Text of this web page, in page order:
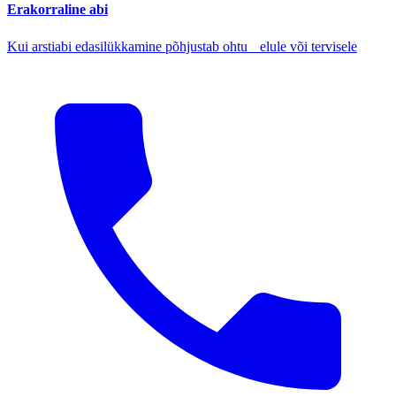
Erakorraline abi
Kui arstiabi edasilükkamine põhjustab ohtu elule või tervisele